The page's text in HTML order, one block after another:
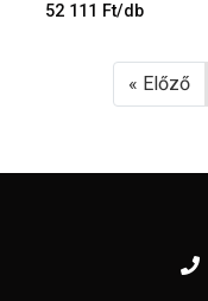
52 111 Ft/db
« Előző